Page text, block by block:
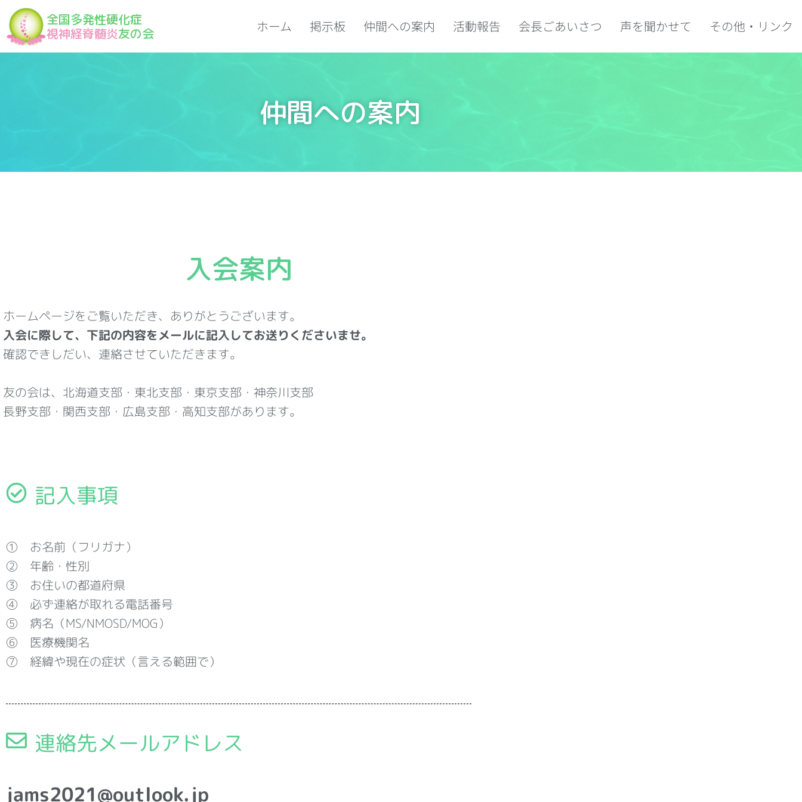
全国多発性硬化症
視神経脊髄炎友の会 ホーム 掲示板 仲間への案内 活動報告 会長ごあいさつ 声を聞かせて その他・リンク
仲間への案内
入会案内
ホームページをご覧いただき、ありがとうございます。
入会に際して、下記の内容をメールに記入してお送りくださいませ。
確認できしだい、連絡させていただきます。
友の会は、北海道支部・東北支部・東京支部・神奈川支部
長野支部・関西支部・広島支部・高知支部があります。
記入事項
➀ お名前（フリガナ）
➁ 年齢・性別
➂ お住いの都道府県
➃ 必ず連絡が取れる電話番号
⑤ 病名（MS/NMOSD/MOG）
⑥ 医療機関名
⑦ 経緯や現在の症状（言える範囲で）
連絡先メールアドレス
jams2021@outlook.jp